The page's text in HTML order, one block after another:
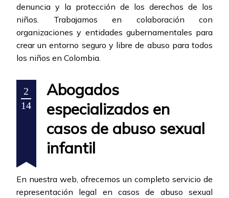
denuncia y la protección de los derechos de los
niños. Trabajamos en colaboración con
organizaciones y entidades gubernamentales para
crear un entorno seguro y libre de abuso para todos
los niños en Colombia.
2
14
Abogados
especializados en
casos de abuso sexual
infantil
En nuestra web, ofrecemos un completo servicio de
representación legal en casos de abuso sexual